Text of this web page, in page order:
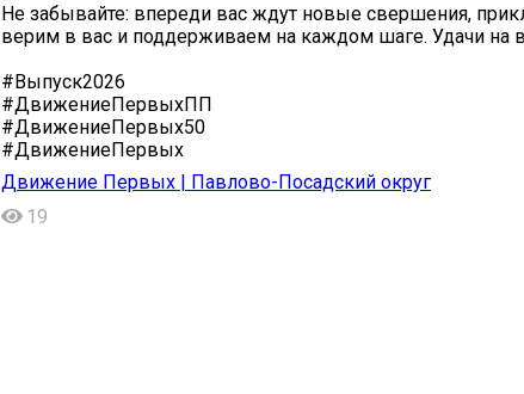
Не забывайте: впереди вас ждут новые свершения,
верим в вас и поддерживаем на каждом шаге. Удачи на
#Выпуск2026
#ДвижениеПервыхПП
#ДвижениеПервых50
#ДвижениеПервых
Движение Первых | Павлово-Посадский округ
19